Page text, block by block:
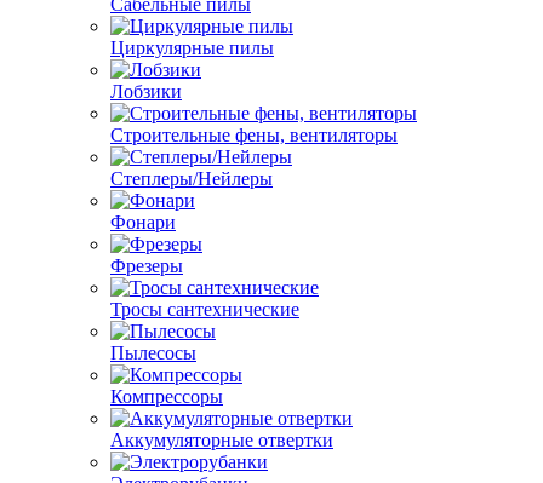
Сабельные пилы
Циркулярные пилы
Лобзики
Строительные фены, вентиляторы
Степлеры/Нейлеры
Фонари
Фрезеры
Тросы сантехнические
Пылесосы
Компрессоры
Аккумуляторные отвертки